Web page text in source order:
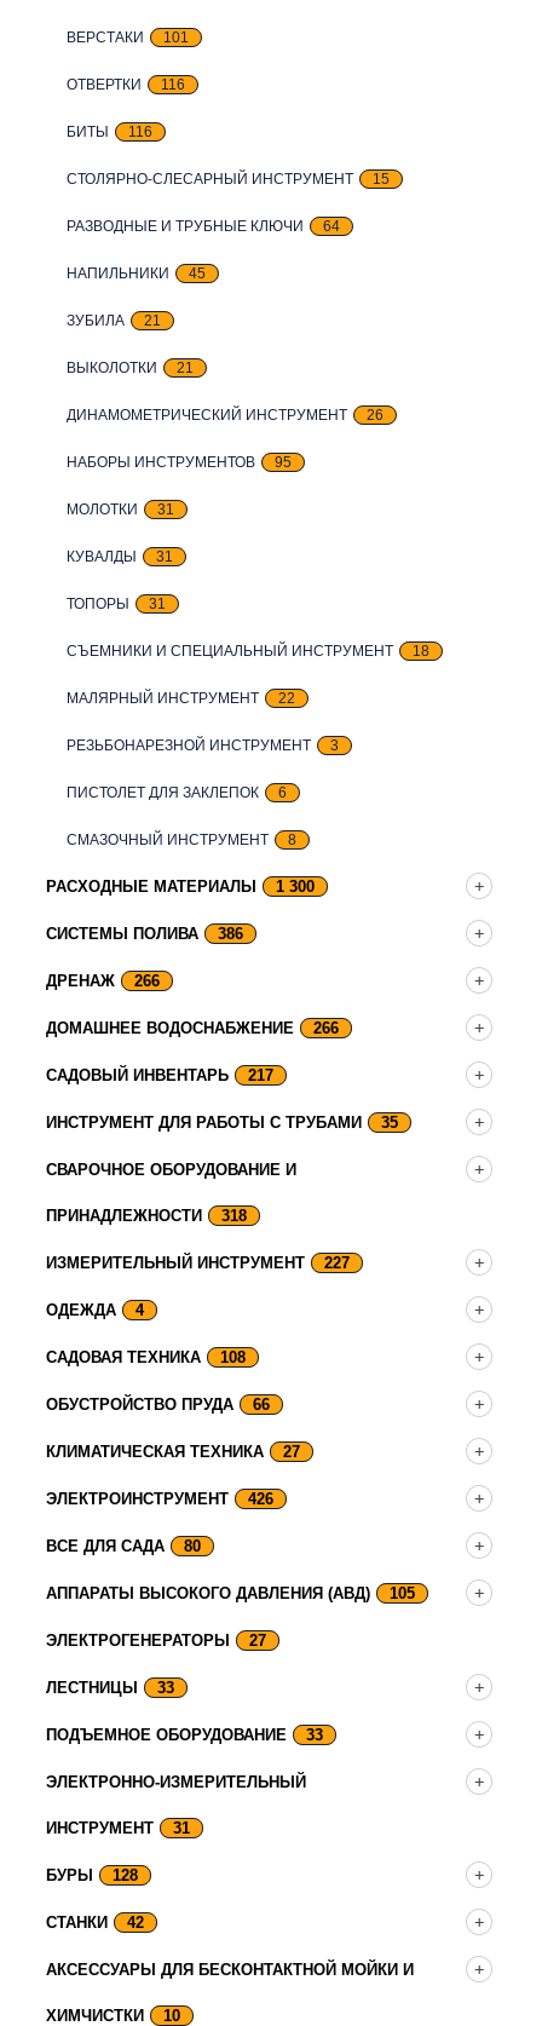
ВЕРСТАКИ 101
ОТВЕРТКИ 116
БИТЫ 116
СТОЛЯРНО-СЛЕСАРНЫЙ ИНСТРУМЕНТ 15
РАЗВОДНЫЕ И ТРУБНЫЕ КЛЮЧИ 64
НАПИЛЬНИКИ 45
ЗУБИЛА 21
ВЫКОЛОТКИ 21
ДИНАМОМЕТРИЧЕСКИЙ ИНСТРУМЕНТ 26
НАБОРЫ ИНСТРУМЕНТОВ 95
МОЛОТКИ 31
КУВАЛДЫ 31
ТОПОРЫ 31
СЪЕМНИКИ И СПЕЦИАЛЬНЫЙ ИНСТРУМЕНТ 18
МАЛЯРНЫЙ ИНСТРУМЕНТ 22
РЕЗЬБОНАРЕЗНОЙ ИНСТРУМЕНТ 3
ПИСТОЛЕТ ДЛЯ ЗАКЛЕПОК 6
СМАЗОЧНЫЙ ИНСТРУМЕНТ 8
РАСХОДНЫЕ МАТЕРИАЛЫ 1 300
СИСТЕМЫ ПОЛИВА 386
ДРЕНАЖ 266
ДОМАШНЕЕ ВОДОСНАБЖЕНИЕ 266
САДОВЫЙ ИНВЕНТАРЬ 217
ИНСТРУМЕНТ ДЛЯ РАБОТЫ С ТРУБАМИ 35
СВАРОЧНОЕ ОБОРУДОВАНИЕ И
ПРИНАДЛЕЖНОСТИ 318
ИЗМЕРИТЕЛЬНЫЙ ИНСТРУМЕНТ 227
ОДЕЖДА 4
САДОВАЯ ТЕХНИКА 108
ОБУСТРОЙСТВО ПРУДА 66
КЛИМАТИЧЕСКАЯ ТЕХНИКА 27
ЭЛЕКТРОИНСТРУМЕНТ 426
ВСЕ ДЛЯ САДА 80
АППАРАТЫ ВЫСОКОГО ДАВЛЕНИЯ (АВД) 105
ЭЛЕКТРОГЕНЕРАТОРЫ 27
ЛЕСТНИЦЫ 33
ПОДЪЕМНОЕ ОБОРУДОВАНИЕ 33
ЭЛЕКТРОННО-ИЗМЕРИТЕЛЬНЫЙ
ИНСТРУМЕНТ 31
БУРЫ 128
СТАНКИ 42
АКСЕССУАРЫ ДЛЯ БЕСКОНТАКТНОЙ МОЙКИ И
ХИМЧИСТКИ 10